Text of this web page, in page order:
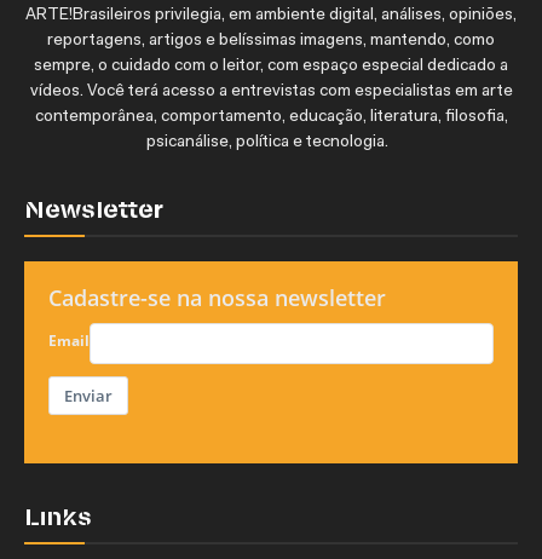
ARTE!Brasileiros privilegia, em ambiente digital, análises, opiniões,
reportagens, artigos e belíssimas imagens, mantendo, como
sempre, o cuidado com o leitor, com espaço especial dedicado a
vídeos. Você terá acesso a entrevistas com especialistas em arte
contemporânea, comportamento, educação, literatura, filosofia,
psicanálise, política e tecnologia.
Newsletter
Cadastre-se na nossa newsletter
Email
Enviar
Links